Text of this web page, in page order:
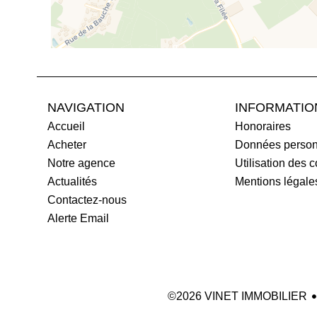
NAVIGATION
Accueil
Acheter
Notre agence
Actualités
Contactez-nous
Alerte Email
Honoraires
Données
Utilisation des
Mentions
©2026 VINET IMMOBILIER